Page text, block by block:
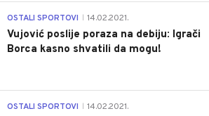
OSTALI SPORTOVI 14.02.2021.
Vujović poslije poraza na debiju: Igrači
Borca kasno shvatili da mogu!
OSTALI SPORTOVI 14.02.2021.